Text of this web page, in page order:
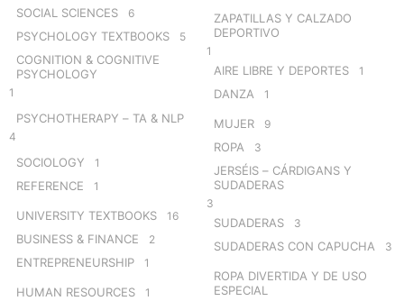
SOCIAL SCIENCES 6
PSYCHOLOGY TEXTBOOKS 5
COGNITION & COGNITIVE
PSYCHOLOGY
1
PSYCHOTHERAPY – TA & NLP
4
SOCIOLOGY 1
REFERENCE 1
UNIVERSITY TEXTBOOKS 16
BUSINESS & FINANCE 2
ENTREPRENEURSHIP 1
HUMAN RESOURCES 1
ZAPATILLAS Y CALZADO
DEPORTIVO
1
AIRE LIBRE Y DEPORTES 1
DANZA 1
MUJER 9
ROPA 3
JERSÉIS – CÁRDIGANS Y
SUDADERAS
3
SUDADERAS 3
SUDADERAS CON CAPUCHA 3
ROPA DIVERTIDA Y DE USO
ESPECIAL